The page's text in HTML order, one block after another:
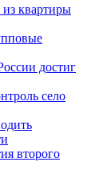
из квартиры
достиг
село
второго